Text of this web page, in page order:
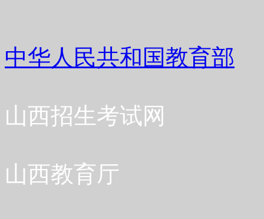
中华人民共和国教育部
山西招生考试网
山西教育厅